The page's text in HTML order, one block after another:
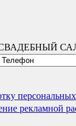
рекламной